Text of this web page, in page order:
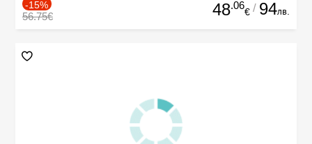
-15%
56.75€ 48.06
€ / 94лв.